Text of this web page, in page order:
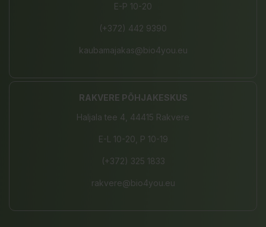
E-P 10-20
(+372) 442 9390
kaubamajakas@bio4you.eu
RAKVERE PÕHJAKESKUS
Haljala tee 4, 44415 Rakvere
E-L 10-20, P 10-19
(+372) 325 1833
rakvere@bio4you.eu